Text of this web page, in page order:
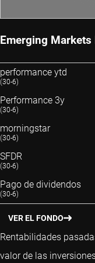
Emerging Markets
performance ytd
(30-6)
Performance 3y
(30-6)
morningstar
(30-6)
SFDR
(30-6)
Pago de dividendos
(30-6)
VER EL FONDO
Rentabilidades
valor de las